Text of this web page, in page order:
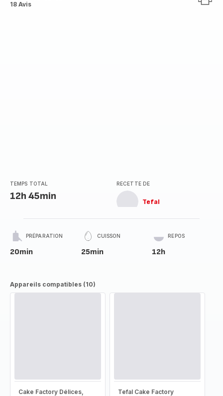
ratings.4.4
18 Avis
TEMPS TOTAL
12h 45min
RECETTE DE
Tefal
PRÉPARATION
20min
CUISSON
25min
REPOS
12h
Appareils compatibles (10)
Cake Factory Délices,
Tefal Cake Factory